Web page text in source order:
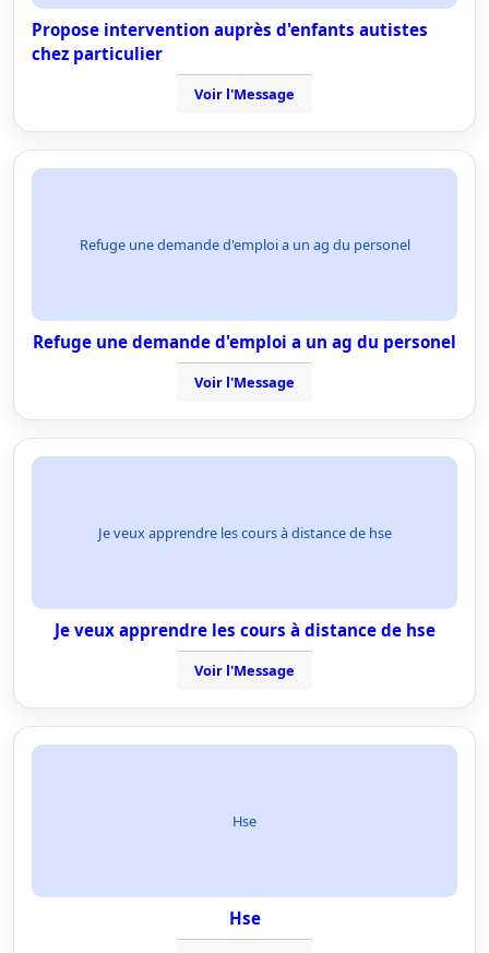
Propose intervention auprès d'enfants autistes
chez particulier
Voir l'Message
Refuge une demande d'emploi a un ag du personel
Refuge une demande d'emploi a un ag du personel
Voir l'Message
Je veux apprendre les cours à distance de hse
Je veux apprendre les cours à distance de hse
Voir l'Message
Hse
Hse